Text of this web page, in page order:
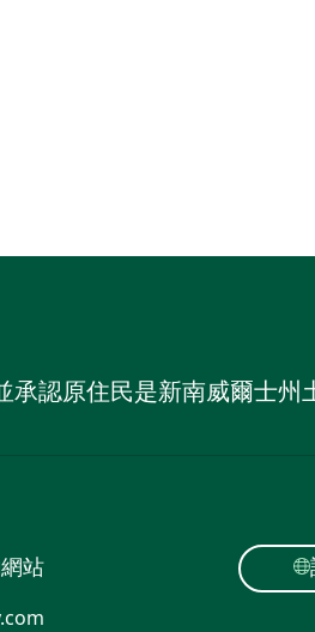
認原住民是新南威爾士州
站